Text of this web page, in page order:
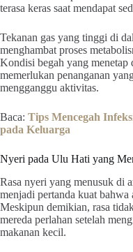
terasa keras saat mendapat
Tekanan gas yang tinggi di
menghambat proses
Kondisi begah yang menetap
memerlukan penanganan
mengganggu aktivitas.
Baca: Tips Mencegah
pada Keluarga
Nyeri pada Ulu Hati yang
Rasa nyeri yang menusuk di
menjadi pertanda kuat bahwa
Meskipun demikian, rasa
mereda perlahan setelah
makanan kecil.